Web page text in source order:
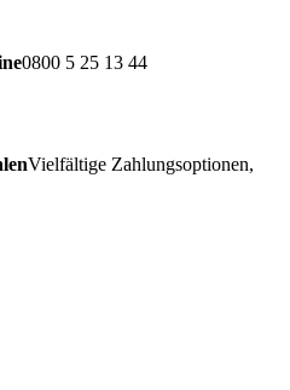
0800 5 25 13 44
Vielfältige Zahlungsoptionen,